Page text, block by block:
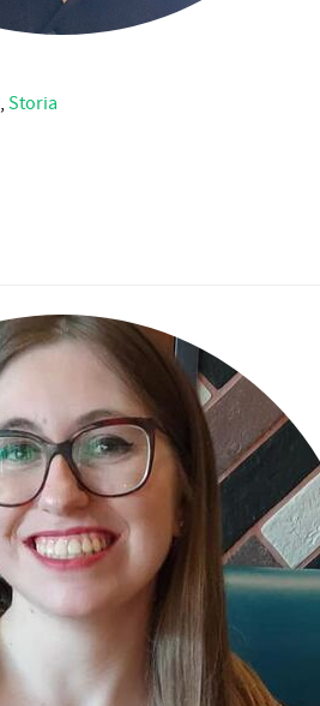
, Storia